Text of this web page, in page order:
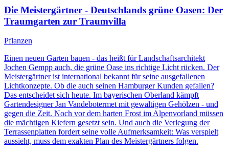
Die Meistergärtner - Deutschlands grüne Oasen: Der
Traumgarten zur Traumvilla
Pflanzen
Einen neuen Garten bauen - das heißt für Landschaftsarchitekt
Jochen Gempp auch, die grüne Oase ins richtige Licht rücken. Der
Meistergärtner ist international bekannt für seine ausgefallenen
Lichtkonzepte. Ob die auch seinen Hamburger Kunden gefallen?
Das entscheidet sich heute. Im bayerischen Oberland kämpft
Gartendesigner Jan Vandebotermet mit gewaltigen Gehölzen - und
gegen die Zeit. Noch vor dem harten Frost im Alpenvorland müssen
die mächtigen Kiefern gesetzt sein. Und auch die Verlegung der
Terrassenplatten fordert seine volle Aufmerksamkeit: Was verspielt
aussieht, muss dem exakten Plan des Meistergärtners folgen.